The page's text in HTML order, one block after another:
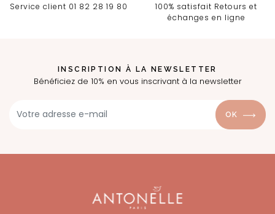
Service client 01 82 28 19 80
100% satisfait Retours et
échanges en ligne
INSCRIPTION À LA NEWSLETTER
Bénéficiez de 10% en vous inscrivant à la newsletter
OK